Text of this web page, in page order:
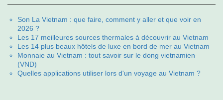
Son La Vietnam : que faire, comment y aller et que voir en
2026 ?
Les 17 meilleures sources thermales à découvrir au Vietnam
Les 14 plus beaux hôtels de luxe en bord de mer au Vietnam
Monnaie au Vietnam : tout savoir sur le dong vietnamien
(VND)
Quelles applications utiliser lors d'un voyage au Vietnam ?